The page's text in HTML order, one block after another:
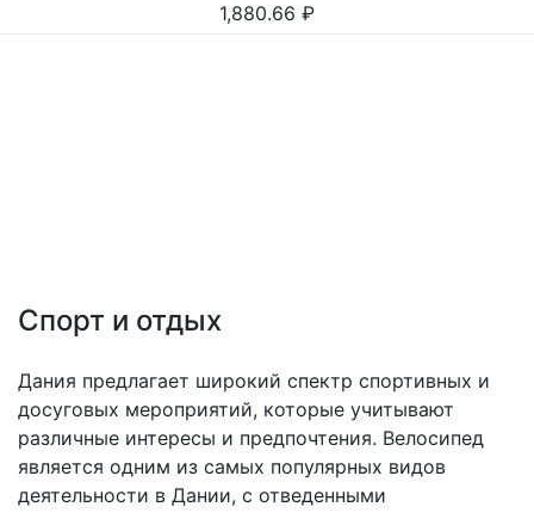
1,880.66 ₽
Спорт и отдых
Дания предлагает широкий спектр спортивных и
досуговых мероприятий, которые учитывают
различные интересы и предпочтения. Велосипед
является одним из самых популярных видов
деятельности в Дании, с отведенными